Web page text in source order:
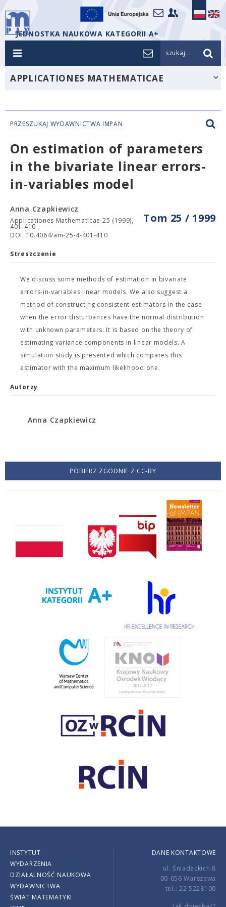
JEDNOSTKA NAUKOWA KATEGORII A+
szukaj...
APPLICATIONES MATHEMATICAE
PRZESZUKAJ WYDAWNICTWA IMPAN
On estimation of parameters
in the bivariate linear errors-
in-variables model
Tom 25 / 1999
Anna Czapkiewicz
Applicationes Mathematicae 25 (1999),
401-410
DOI: 10.4064/am-25-4-401-410
Streszczenie
We discuss some methods of estimation in bivariate
errors-in-variables linear models. We also suggest a
method of constructing consistent estimators in the case
when the error disturbances have the normal distribution
with unknown parameters. It is based on the theory of
estimating variance components in linear models. A
simulation study is presented which compares this
estimator with the maximum likelihood one.
Autorzy
Anna Czapkiewicz
POBIERZ ZGODNIE Z CC-BY
INSTYTUT
WYDARZENIA
DZIAŁALNOŚĆ NAUKOWA
WYDAWNICTWA
ŚWIAT MATEMATYKI
DANE KONTAKTOWE
ul. Śniadeckich 8
00-656 Warszawa
tel.: 22 5228100